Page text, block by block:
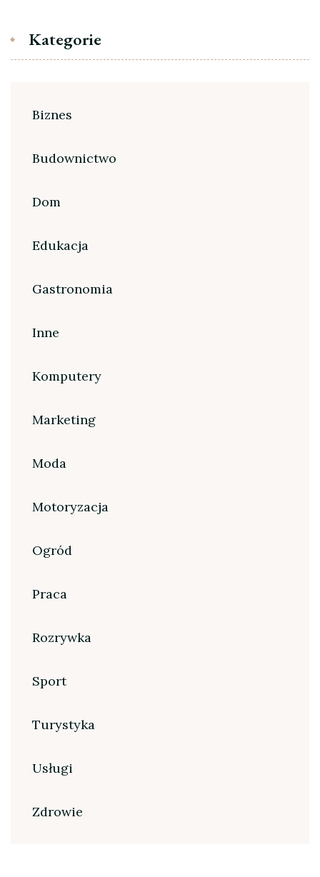
Kategorie
Biznes
Budownictwo
Dom
Edukacja
Gastronomia
Inne
Komputery
Marketing
Moda
Motoryzacja
Ogród
Praca
Rozrywka
Sport
Turystyka
Usługi
Zdrowie